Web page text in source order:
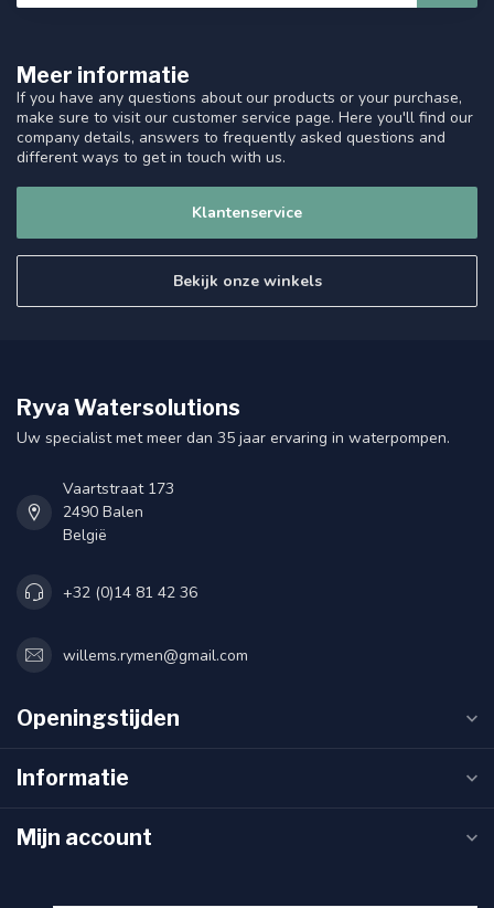
Meer informatie
If you have any questions about our products or your purchase,
make sure to visit our customer service page. Here you'll find our
company details, answers to frequently asked questions and
different ways to get in touch with us.
Klantenservice
Bekijk onze winkels
Ryva Watersolutions
Uw specialist met meer dan 35 jaar ervaring in waterpompen.
Vaartstraat 173
2490 Balen
België
+32 (0)14 81 42 36
willems.rymen@gmail.com
Openingstijden
Informatie
Mijn account